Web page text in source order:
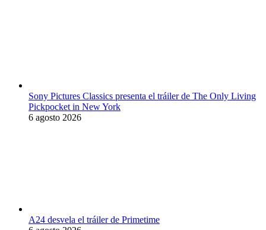
Sony Pictures Classics presenta el tráiler de The Only Living
Pickpocket in New York
6 agosto 2026
A24 desvela el tráiler de Primetime